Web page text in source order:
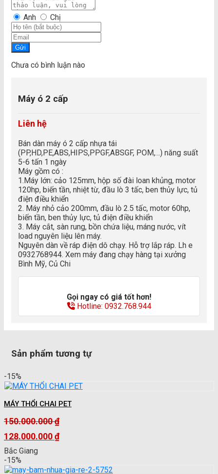
Anh Chị
Gửi
Chưa có bình luận nào
Máy ó 2 cấp
Liên hệ
Bán dàn máy ó 2 cấp nhựa tái
(PP,HD,PE,ABS,HIPS,PPGF,ABSGF, POM,…) năng suất
5-6 tấn 1 ngày
Máy gồm có :
1.Máy lớn: cảo 125mm, hộp số đài loan khủng, motor
120hp, biến tần, nhiệt từ, đầu lò 3 tấc, ben thủy lực, tủ
điện điều khiển
2. Máy nhỏ cảo 200mm, đầu lò 2.5 tấc, motor 60hp,
biến tần, ben thủy lực, tủ điện điều khiển
3. Máy cắt, sàn rung, bồn chứa liệu, máng nước, vít
load nguyên liệu lên máy.
Nguyên dàn về ráp điện dô chạy. Hỗ trợ lắp ráp. Lh e
0932768944. Xem máy đang chạy hàng tại xưởng
Bình Mỹ, Củ Chi
Gọi ngay có giá tốt hơn!
Hotline: 0932.768.944
Sản phẩm tương tự
-15%
MÁY THỔI CHAI PET
150.000.000₫
Giá
là:
150.000.000 ₫.
128.000.000₫
Giá
hiện
tại
Bắc Giang
-15%